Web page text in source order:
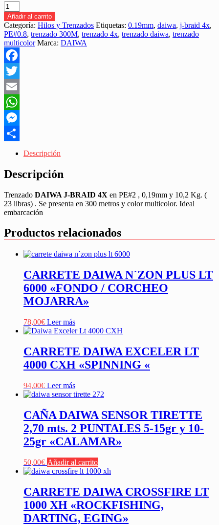
TRENZADO
DAIWA
J-
BRAID
4X
300M
PE#2
MULTICOLOR
0.19MM
10.2KG
"EMBARCACIÓN"
cantidad
Añadir al carrito
Categoría: Hilos y Trenzados Etiquetas: 0.19mm, daiwa, j-braid 4x,
PE#0.8, trenzado 300M, trenzado 4x, trenzado daiwa, trenzado
multicolor Marca: DAIWA
Facebook
Twitter
Email
WhatsApp
Messenger
Descripción
Descripción
Trenzado DAIWA J-BRAID 4X en PE#2 , 0,19mm y 10,2 Kg. (
23 libras) . Se presenta en 300 metros y color multicolor. Ideal
embarcación
Productos relacionados
CARRETE DAIWA N´ZON PLUS LT
6000 «FONDO / CORCHEO
MOJARRA»
78,00€ Leer más
CARRETE DAIWA EXCELER LT
4000 CXH «SPINNING «
94,00€ Leer más
CAÑA DAIWA SENSOR TIRETTE
2,70 mts. 2 PUNTALES 5-15gr y 10-
25gr «CALAMAR»
50,00€ Añadir al carrito
CARRETE DAIWA CROSSFIRE LT
1000 XH «ROCKFISHING,
DARTING, EGING»